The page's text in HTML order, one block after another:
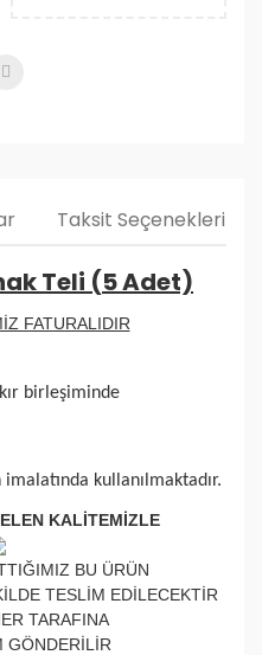
Taksit Seçenekleri
Teli (5 Adet)
FATURALIDIR
birleşiminde
kullanılmaktadır.
KALİTEMİZLE
BU ÜRÜN
TESLİM EDİLECEKTİR
TARAFINA
GÖNDERİLİR